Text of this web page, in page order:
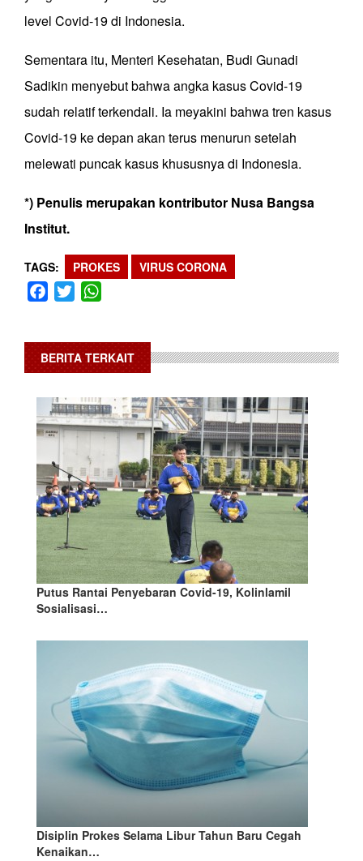
level Covid-19 di Indonesia.
Sementara itu, Menteri Kesehatan, Budi Gunadi
Sadikin menyebut bahwa angka kasus Covid-19
sudah relatif terkendali. Ia meyakini bahwa tren kasus
Covid-19 ke depan akan terus menurun setelah
melewati puncak kasus khususnya di Indonesia.
*) Penulis merupakan kontributor Nusa Bangsa
Institut.
TAGS PROKES VIRUS CORONA
Facebook
Twitter
BERITA TERKAIT
Putus Rantai Penyebaran Covid-19, Kolinlamil
Sosialisasi…
Disiplin Prokes Selama Libur Tahun Baru Cegah
Kenaikan…